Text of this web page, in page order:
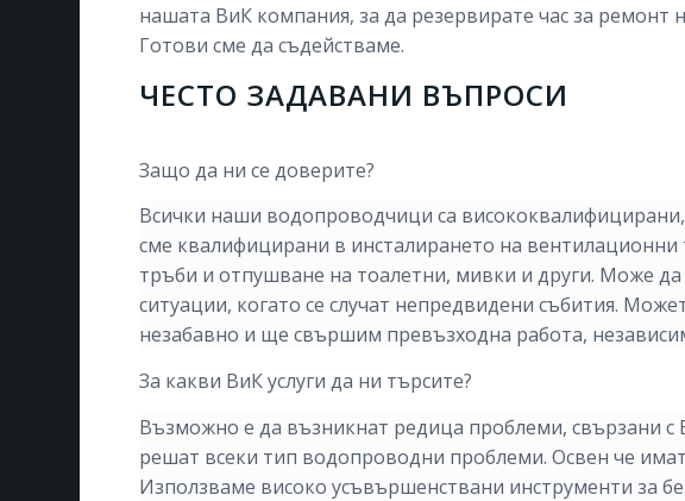
нашата ВиК компания, за да резервирате час за ремонт
Готови сме да съдействаме.
ЧЕСТО ЗАДАВАНИ ВЪПРОСИ
Защо да ни се доверите?
Всички наши водопроводчици са
сме квалифицирани в инсталирането на
тръби и отпушване на тоалетни, мивки и други. Може
ситуации, когато се случат непредвидени събития.
незабавно и ще свършим превъзходна работа,
За какви ВиК услуги да ни търсите?
Възможно е да възникнат редица проблеми, свързани с
решат всеки тип водопроводни проблеми. Освен че имат
Използваме високо усъвършенствани инструменти за